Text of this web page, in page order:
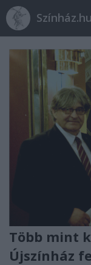
Színház.hu
Több mint
Újszínház